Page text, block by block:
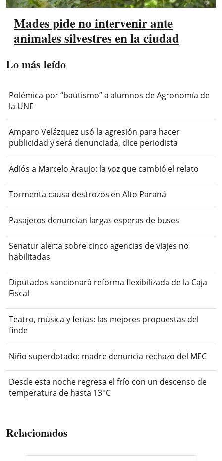
Mades pide no intervenir ante
animales silvestres en la ciudad
Lo más leído
Polémica por “bautismo” a alumnos de Agronomía de
la UNE
Amparo Velázquez usó la agresión para hacer
publicidad y será denunciada, dice periodista
Adiós a Marcelo Araujo: la voz que cambió el relato
Tormenta causa destrozos en Alto Paraná
Pasajeros denuncian largas esperas de buses
Senatur alerta sobre cinco agencias de viajes no
habilitadas
Diputados sancionará reforma flexibilizada de la Caja
Fiscal
Teatro, música y ferias: las mejores propuestas del
finde
Niño superdotado: madre denuncia rechazo del MEC
Desde esta noche regresa el frío con un descenso de
temperatura de hasta 13°C
Relacionados